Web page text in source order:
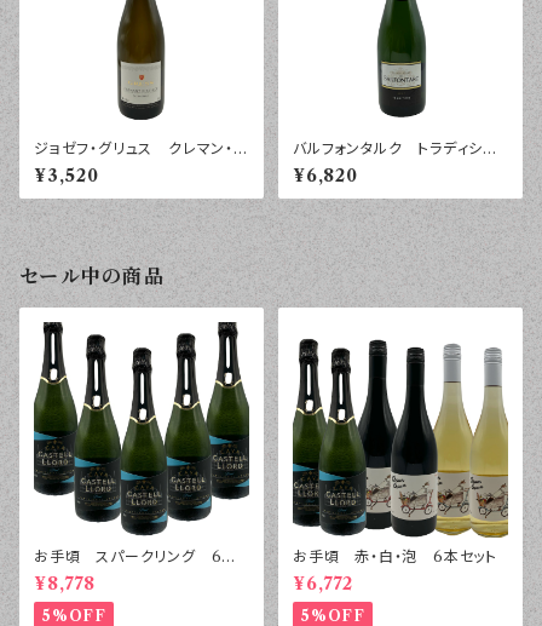
ジョゼフ・グリュス クレマン・ダ
ルザス エクストラ・ブリュッ
ト ７５０ｍｌ
¥3,520
バルフォンタルク トラディショ
ン ブリュット シャンパーニ
ュ ７５０ｍｌ
¥6,820
セール中の商品
お手頃 スパークリング 6本
セット
¥8,778
5%OFF
お手頃 赤・白・泡 6本セット
¥6,772
5%OFF